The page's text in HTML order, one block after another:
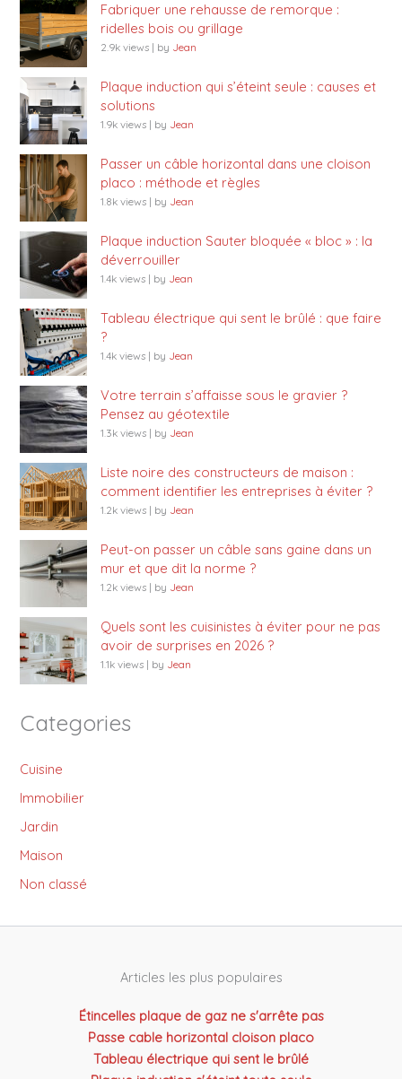
Fabriquer une rehausse de remorque :
ridelles bois ou grillage
2.9k views | by Jean
Plaque induction qui s’éteint seule : causes et
solutions
1.9k views | by Jean
Passer un câble horizontal dans une cloison
placo : méthode et règles
1.8k views | by Jean
Plaque induction Sauter bloquée « bloc » : la
déverrouiller
1.4k views | by Jean
Tableau électrique qui sent le brûlé : que faire
?
1.4k views | by Jean
Votre terrain s’affaisse sous le gravier ?
Pensez au géotextile
1.3k views | by Jean
Liste noire des constructeurs de maison :
comment identifier les entreprises à éviter ?
1.2k views | by Jean
Peut-on passer un câble sans gaine dans un
mur et que dit la norme ?
1.2k views | by Jean
Quels sont les cuisinistes à éviter pour ne pas
avoir de surprises en 2026 ?
1.1k views | by Jean
Categories
Cuisine
Immobilier
Jardin
Maison
Non classé
Articles les plus populaires
Étincelles plaque de gaz ne s'arrête pas
Passe cable horizontal cloison placo
Tableau électrique qui sent le brûlé